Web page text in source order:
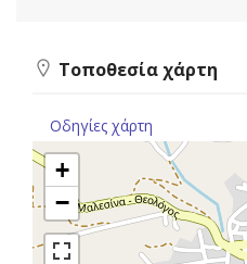
Τοποθεσία χάρτη
Οδηγίες χάρτη
+
−